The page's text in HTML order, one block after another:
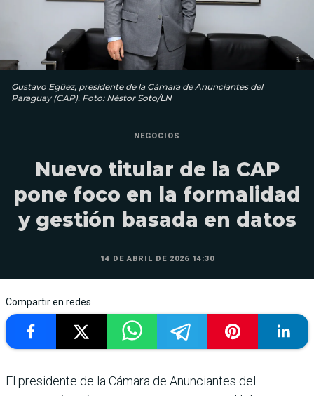
Gustavo Egüez, presidente de la Cámara de Anunciantes del
Paraguay (CAP). Foto: Néstor Soto/LN
NEGOCIOS
Nuevo titular de la CAP
pone foco en la formalidad
y gestión basada en datos
14 DE ABRIL DE 2026 14:30
Compartir en redes
El presidente de la Cámara de Anunciantes del